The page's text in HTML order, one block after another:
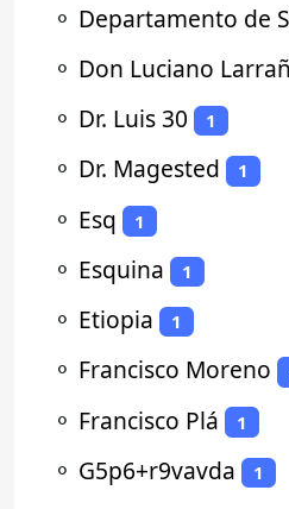
⚬ Departamento de
⚬ Don Luciano
⚬ Dr. Luis 30 1
⚬ Dr. Magested 1
⚬ Esq 1
⚬ Esquina 1
⚬ Etiopia 1
⚬ Francisco Moreno
⚬ Francisco Plá 1
⚬ G5p6+r9vavda 1